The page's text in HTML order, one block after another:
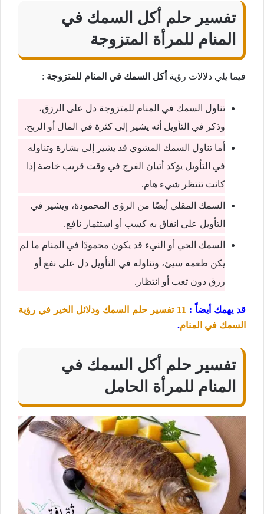
تفسير حلم أكل السمك في
المنام للمرأة المتزوجة
فيما يلي دلالات رؤية أكل السمك في المنام للمتزوجة :
تناول السمك في المنام للمتزوجة دل على الرزق،
وذكر في التأويل أنه يشير إلى كثرة في المال أو الربح.
أما تناول السمك المشوي قد يشير إلى بشارة وتناوله
في التأويل يؤكد أتيان الفرج في وقت قريب خاصة إذا
كانت تنتظر شيء هام.
السمك المقلي أيضًا من الرؤى المحمودة، ويشير في
التأويل على انفاق به كسب أو استثمار نافع.
السمك الحي أو النيء قد يكون محمودًا في المنام ما لم
يكن طعمه سيئ، وتناوله في التأويل دل على نفع أو
رزق دون تعب أو انتظار.
قد يهمك أيضاً :
11 تفسير حلم السمك ودلائل الخير في رؤية
السمك في المنام.
تفسير حلم أكل السمك في
المنام للمرأة الحامل